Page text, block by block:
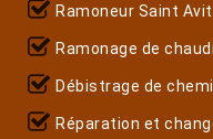
Ramoneur Saint
Ramonage de
Débistrage de
Réparation et